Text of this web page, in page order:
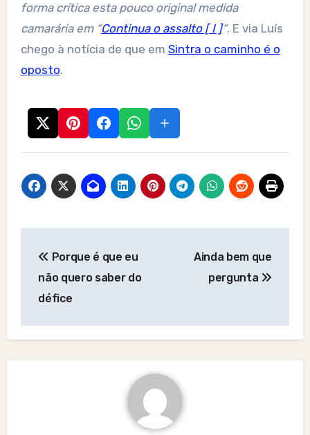
forma crítica esta pouco original medida
camarária em “Continua o assalto [ I ]“. E via Luís
chego à notícia de que em Sintra o caminho é o
oposto.
navigation
Porque é que eu
não quero saber do
défice
Ainda bem que
pergunta